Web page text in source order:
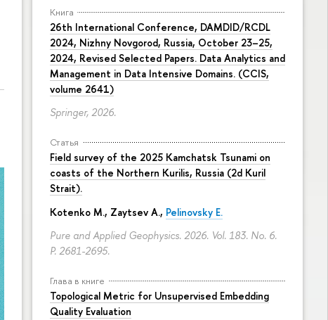
Книга
26th International Conference, DAMDID/RCDL
2024, Nizhny Novgorod, Russia, October 23–25,
2024, Revised Selected Papers. Data Analytics and
Management in Data Intensive Domains. (CCIS,
volume 2641)
Springer, 2026.
Статья
Field survey of the 2025 Kamchatsk Tsunami on
coasts of the Northern Kurilis, Russia (2d Kuril
Strait).
Kotenko M., Zaytsev A., Pelinovsky E.
Pure and Applied Geophysics. 2026. Vol. 183. No. 6.
P. 2681-2695.
Глава в книге
Topological Metric for Unsupervised Embedding
Quality Evaluation